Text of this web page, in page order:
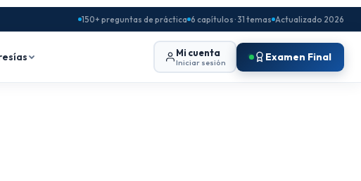
150+ preguntas de práctica 6 capítulos · 31 temas Actualizado 2026
Mi cuenta
Iniciar sesión Examen Final